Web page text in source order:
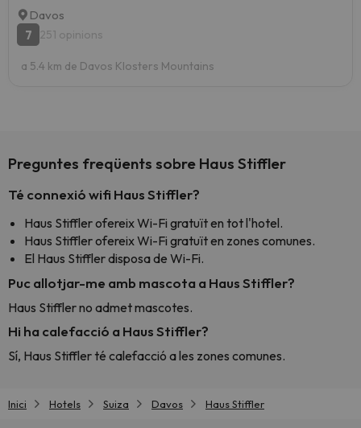
Davos
7
251 opinions
a 5.4 km de Davos Klosters Mountains
Preguntes freqüents sobre Haus Stiffler
Té connexió wifi Haus Stiffler?
Haus Stiffler ofereix Wi-Fi gratuït en tot l'hotel.
Haus Stiffler ofereix Wi-Fi gratuït en zones comunes.
El Haus Stiffler disposa de Wi-Fi.
Puc allotjar-me amb mascota a Haus Stiffler?
Haus Stiffler no admet mascotes.
Hi ha calefacció a Haus Stiffler?
Sí, Haus Stiffler té calefacció a les zones comunes.
Inici Hotels Suiza Davos Haus Stiffler